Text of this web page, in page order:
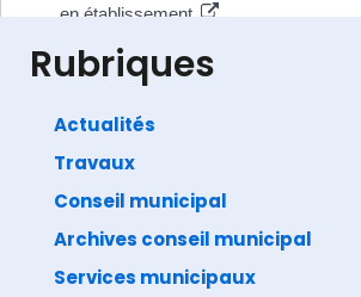
en établissement
Direction de l'information légale et administrative
Rubriques
Actualités
Travaux
Conseil municipal
Archives conseil municipal
Services municipaux